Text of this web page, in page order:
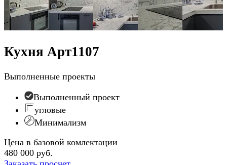
Кухня Арт1107
Выполненные проекты
Выполненный проект
угловые
Минимализм
Цена в базовой комлектации
480 000 руб.